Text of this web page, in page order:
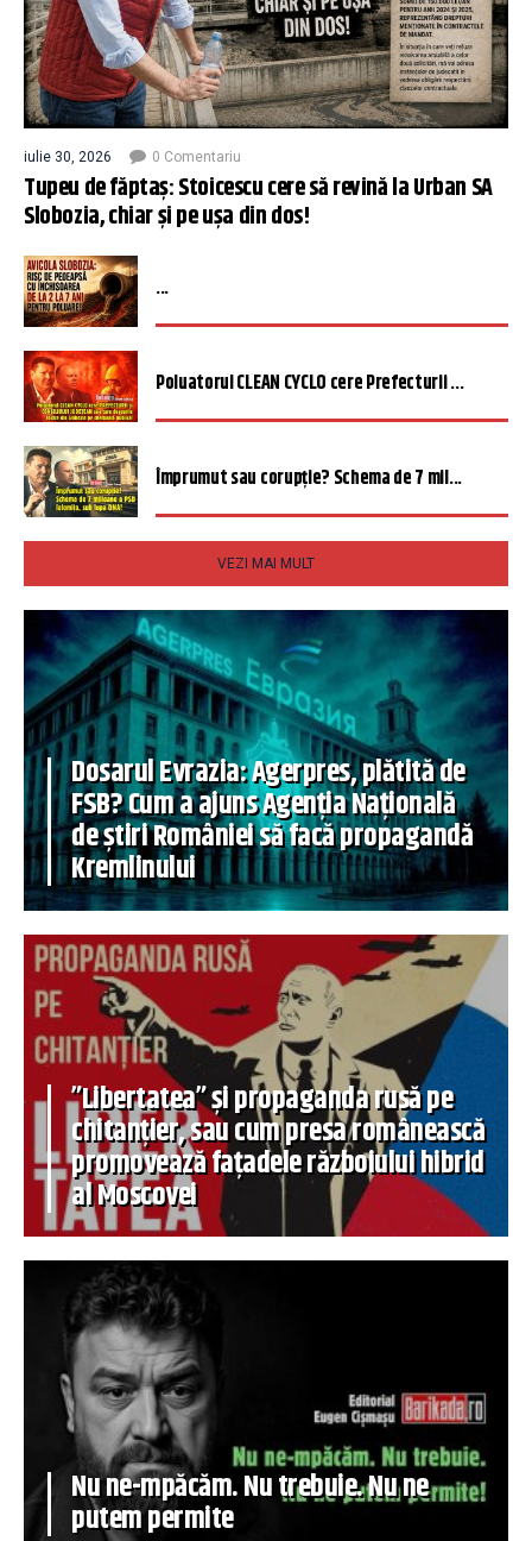
iulie 30, 2026 0 Comentariu
Tupeu de făptaș: Stoicescu cere să revină la Urban SA
Slobozia, chiar și pe ușa din dos!
...
Poluatorul CLEAN CYCLO cere Prefecturii ...
Împrumut sau corupție? Schema de 7 mil...
VEZI MAI MULT
Dosarul Evrazia: Agerpres, plătită de
FSB? Cum a ajuns Agenția Națională
de știri României să facă propagandă
Kremlinului
”Libertatea” și propaganda rusă pe
chitanțier, sau cum presa românească
promovează fațadele războiului hibrid
al Moscovei
Nu ne-mpăcăm. Nu trebuie. Nu ne
putem permite